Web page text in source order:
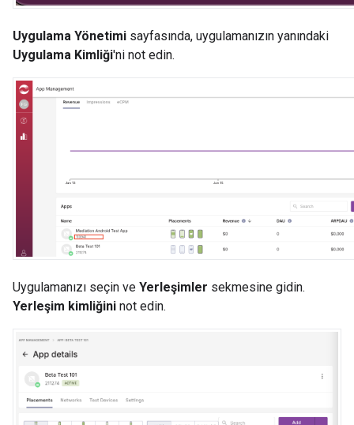
Uygulama Yönetimi sayfasında, uygulamanızın yanındaki
Uygulama Kimliği'ni not edin.
Uygulamanızı seçin ve Yerleşimler sekmesine gidin.
Yerleşim kimliğini not edin.